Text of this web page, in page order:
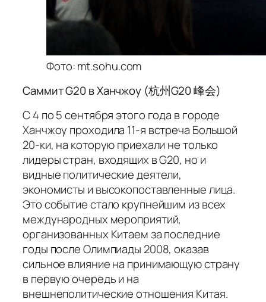
Фото: mt.sohu.com
Саммит G20 в Ханчжоу (杭州G20 峰会)
С 4 по 5 сентября этого года в городе
Ханчжоу проходила 11-я встреча Большой
20-ки, на которую приехали не только
лидеры стран, входящих в G20, но и
видные политические деятели,
экономисты и высокопоставленные лица.
Это событие стало крупнейшим из всех
международных мероприятий,
организованных Китаем за последние
годы после Олимпиады 2008, оказав
сильное влияние на принимающую страну
в первую очередь и на
внешнеполитические отношения Китая.